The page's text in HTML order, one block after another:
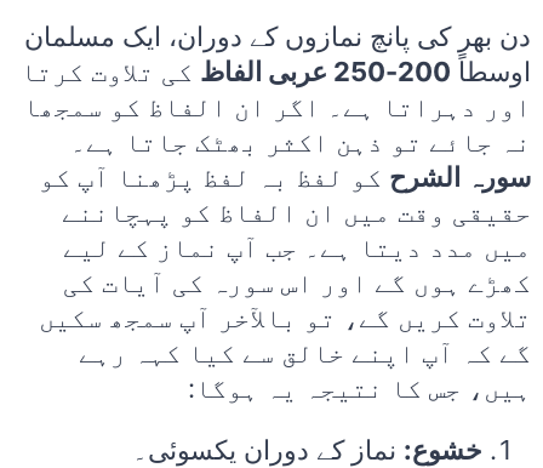
دن بھر کی پانچ نمازوں کے دوران، ایک مسلمان
اوسطاً 200-250 عربی الفاظ
کی تلاوت کرتا
اور دہراتا ہے۔ اگر ان الفاظ کو سمجھا
نہ جائے تو ذہن اکثر بھٹک جاتا ہے۔
سورہ الشرح کو لفظ بہ لفظ پڑھنا آپ کو
حقیقی وقت میں ان الفاظ کو پہچاننے
میں مدد دیتا ہے۔ جب آپ نماز کے لیے
کھڑے ہوں گے اور اس سورہ کی آیات کی
تلاوت کریں گے، تو بالآخر آپ سمجھ سکیں
گے کہ آپ اپنے خالق سے کیا کہہ رہے
ہیں، جس کا نتیجہ یہ ہوگا:
خشوع: نماز کے دوران یکسوئی۔